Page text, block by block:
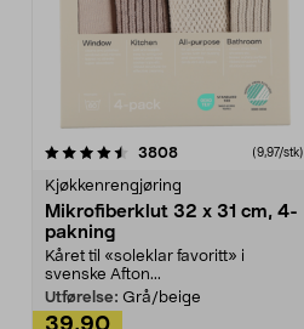
3808anmeldelser(9,97/stk)
Kjøkkenrengjøring
Mikrofiberklut 32 x 31 cm, 4-
pakning
Kåret til «soleklar favoritt» i
svenske Afton...
Utførelse: Grå/beige
4.5av 5 stjerner